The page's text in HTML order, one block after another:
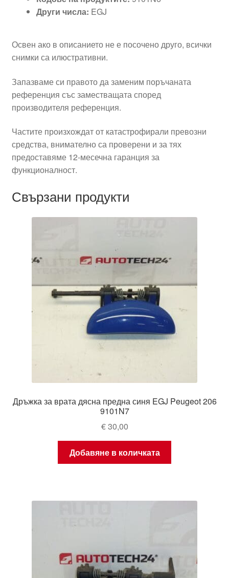
Други числа: EGJ
Освен ако в описанието не е посочено друго, всички
снимки са илюстративни.
Запазваме си правото да заменим поръчаната
референция със заместващата според
производителя референция.
Частите произхождат от катастрофирали превозни
средства, внимателно са проверени и за тях
предоставяме 12-месечна гаранция за
функционалност.
Свързани продукти
Дръжка за врата дясна предна синя EGJ Peugeot 206
9101N7
€30,00
Добавяне в количката